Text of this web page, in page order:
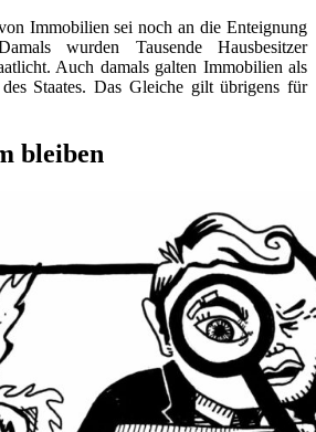
Immobilien sei noch an die Enteignung
wurden Tausende Hausbesitzer
Auch damals galten Immobilien als
Staates. Das Gleiche gilt übrigens für
bleiben